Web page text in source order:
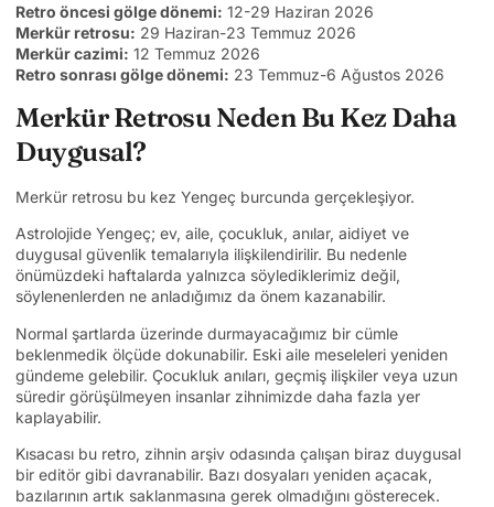
Retro öncesi gölge dönemi: 12-29 Haziran 2026
Merkür retrosu: 29 Haziran-23 Temmuz 2026
Merkür cazimi: 12 Temmuz 2026
Retro sonrası gölge dönemi: 23 Temmuz-6 Ağustos 2026
Merkür Retrosu Neden Bu Kez Daha
Duygusal?
Merkür retrosu bu kez Yengeç burcunda gerçekleşiyor.
Astrolojide Yengeç; ev, aile, çocukluk, anılar, aidiyet ve
duygusal güvenlik temalarıyla ilişkilendirilir. Bu nedenle
önümüzdeki haftalarda yalnızca söylediklerimiz değil,
söylenenlerden ne anladığımız da önem kazanabilir.
Normal şartlarda üzerinde durmayacağımız bir cümle
beklenmedik ölçüde dokunabilir. Eski aile meseleleri yeniden
gündeme gelebilir. Çocukluk anıları, geçmiş ilişkiler veya uzun
süredir görüşülmeyen insanlar zihnimizde daha fazla yer
kaplayabilir.
Kısacası bu retro, zihnin arşiv odasında çalışan biraz duygusal
bir editör gibi davranabilir. Bazı dosyaları yeniden açacak,
bazılarının artık saklanmasına gerek olmadığını gösterecek.